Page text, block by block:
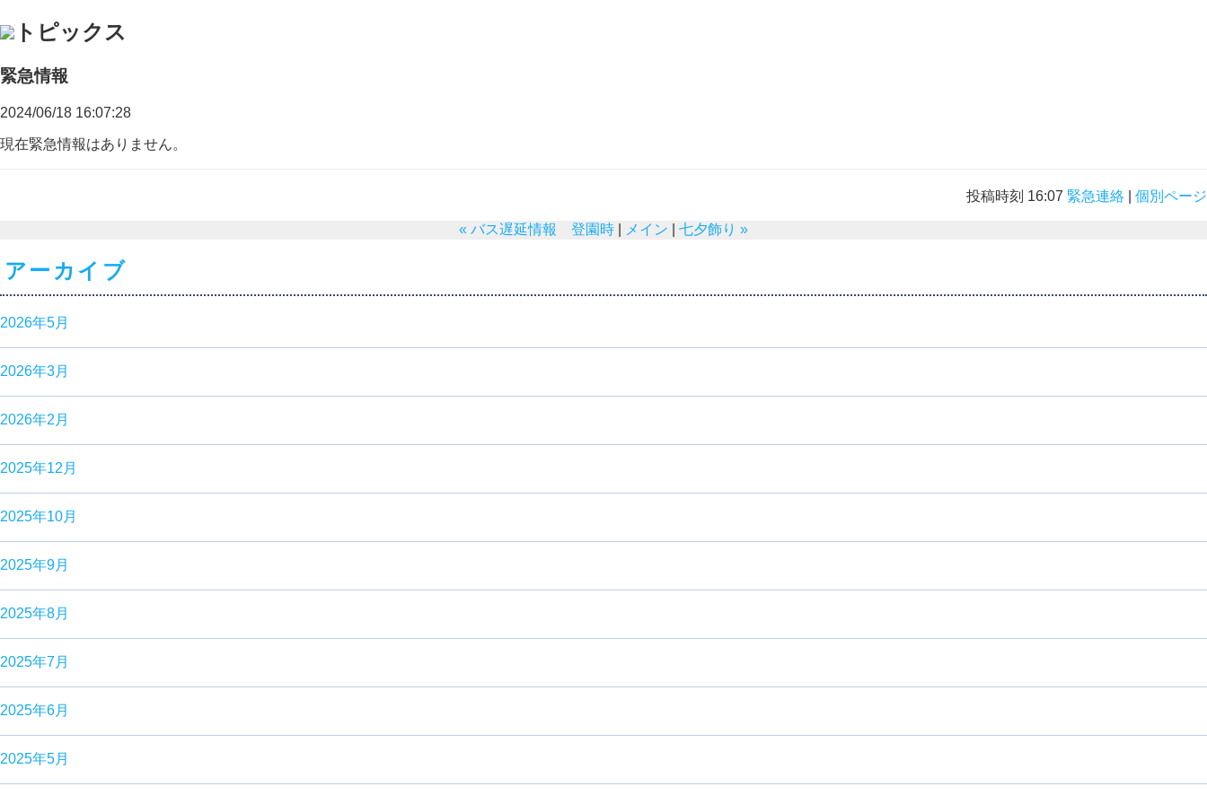
トピックス
緊急情報
2024/06/18 16:07:28
現在緊急情報はありません。
投稿時刻 16:07 緊急連絡 個別ページ
« バス遅延情報 登園時 メイン 七夕飾り »
アーカイブ
2026年5月
2026年3月
2026年2月
2025年12月
2025年10月
2025年9月
2025年8月
2025年7月
2025年6月
2025年5月